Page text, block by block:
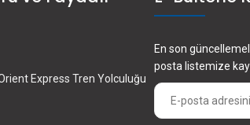
Express Tren Yolculuğu
En son
posta listemize